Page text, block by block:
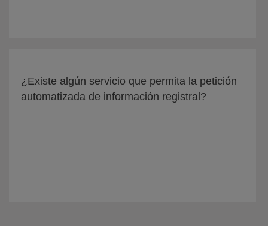
¿Existe algún servicio que permita la petición
automatizada de información registral?